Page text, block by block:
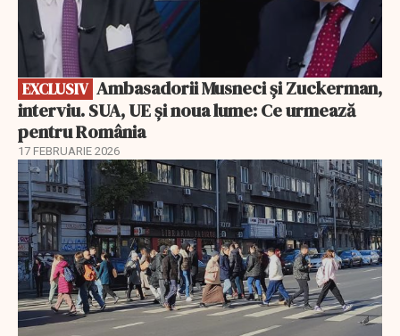
EXCLUSIV
interviu. SUA, UE și noua lume: Ce urmează
pentru România
17 FEBRUARIE 2026